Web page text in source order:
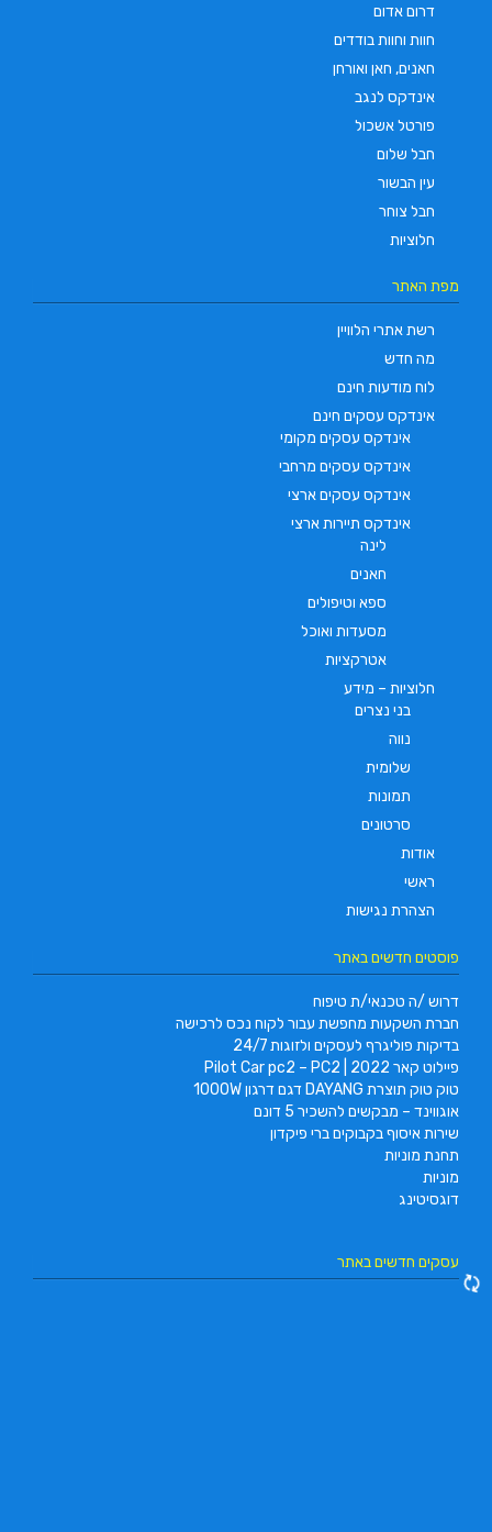
דרום אדום
חוות וחוות בודדים
חאנים, חאן ואורחן
אינדקס לנגב
פורטל אשכול
חבל שלום
עין הבשור
חבל צוחר
חלוציות
מפת האתר
רשת אתרי הלוויין
מה חדש
לוח מודעות חינם
אינדקס עסקים חינם
אינדקס עסקים מקומי
אינדקס עסקים מרחבי
אינדקס עסקים ארצי
אינדקס תיירות ארצי
לינה
חאנים
ספא וטיפולים
מסעדות ואוכל
אטרקציות
חלוציות – מידע
בני נצרים
נווה
שלומית
תמונות
סרטונים
אודות
ראשי
הצהרת נגישות
פוסטים חדשים באתר
דרוש /ה טכנאי/ת טיפוח
חברת השקעות מחפשת עבור לקוח נכס לרכישה
בדיקות פוליגרף לעסקים ולזוגות 24/7
פיילוט קאר 2022 | Pilot Car pc2 – PC2
טוק טוק תוצרת DAYANG דגם דרגון 1000W
אוגווינד – מבקשים להשכיר 5 דונם
שירות איסוף בקבוקים ברי פיקדון
תחנת מוניות
מוניות
דוגסיטינג
עסקים חדשים באתר